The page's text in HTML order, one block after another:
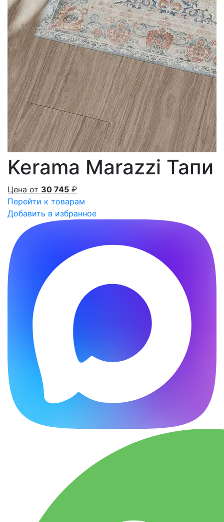
Kerama Marazzi Тапи
Цена от 30 745 ₽
Перейти к товарам
Добавить в избранное